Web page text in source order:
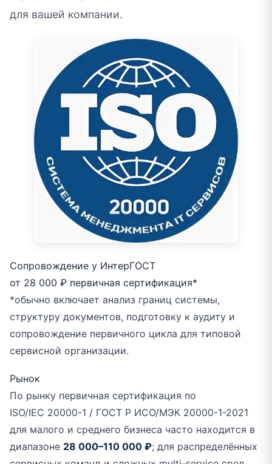
для вашей компании.
Сопровождение у ИнтерГОСТ
от 28 000 ₽ первичная сертификация*
*обычно включает анализ границ системы,
структуру документов, подготовку к аудиту и
сопровождение первичного цикла для типовой
сервисной организации.
Рынок
По рынку первичная сертификация по
ISO/IEC 20000-1 / ГОСТ Р ИСО/МЭК 20000-1-2021
для малого и среднего бизнеса часто находится в
диапазоне 28 000–110 000 ₽; для распределённых